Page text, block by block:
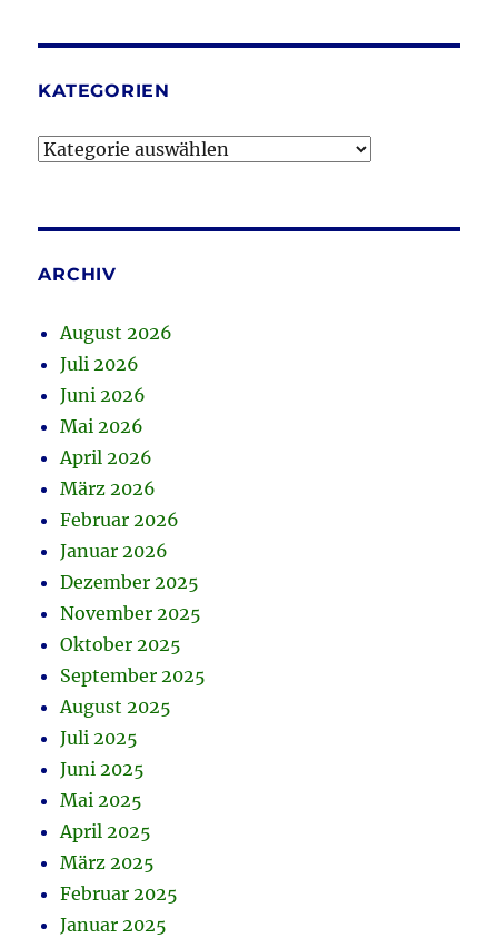
KATEGORIEN
Kategorien
ARCHIV
August 2026
Juli 2026
Juni 2026
Mai 2026
April 2026
März 2026
Februar 2026
Januar 2026
Dezember 2025
November 2025
Oktober 2025
September 2025
August 2025
Juli 2025
Juni 2025
Mai 2025
April 2025
März 2025
Februar 2025
Januar 2025